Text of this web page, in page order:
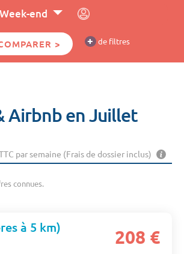
Week-end
> + de filtres
Airbnb en Juillet
par semaine (Frais de dossier inclus)
connues.
à 5 km) 208 €